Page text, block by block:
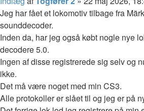
Jeg har fået et lokomotiv tilbage fra
sounddecoder.
Inden da, har jeg også købt nogle nye
decodere 5.0.
Ingen af disse registrerede sig selv og
ikke.
Det må være noget med min CS3.
Alle protokoller er slået til og jeg er på